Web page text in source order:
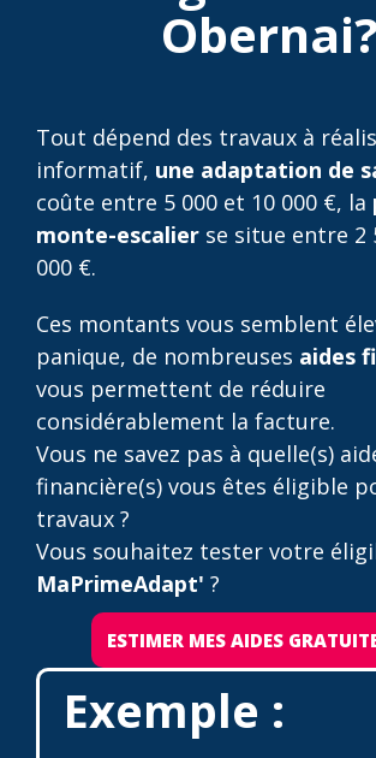
Obernai?
Tout dépend des travaux à
informatif, une adaptation de
coûte entre 5 000 et 10 000 €, la
monte-escalier se situe entre 2
000 €.
Ces montants vous semblent
panique, de nombreuses aides
vous permettent de réduire
considérablement la facture.
Vous ne savez pas à quelle(s)
financière(s) vous êtes éligible
travaux ?
Vous souhaitez tester votre
MaPrimeAdapt' ?
ESTIMER MES AIDES
Exemple :